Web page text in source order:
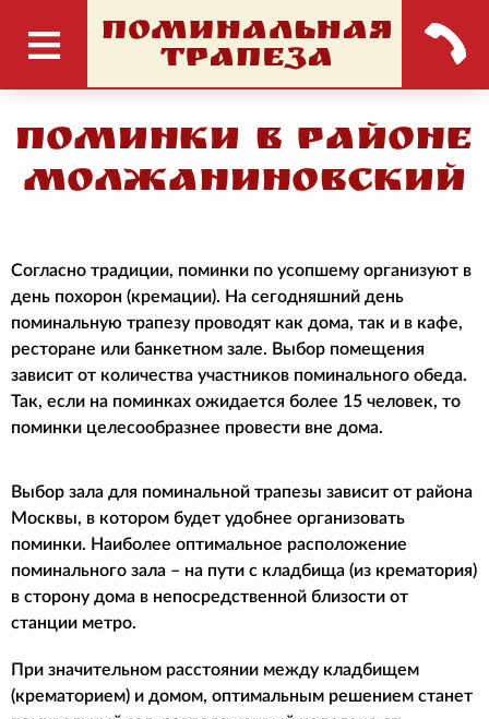
ПОМИНАЛЬНАЯ
ТРАПЕЗА
Поминки в районе
Молжаниновский
Согласно традиции, поминки по усопшему организуют в
день похорон (кремации). На сегодняшний день
поминальную трапезу проводят как дома, так и в кафе,
ресторане или банкетном зале. Выбор помещения
зависит от количества участников поминального обеда.
Так, если на поминках ожидается более 15 человек, то
поминки целесообразнее провести вне дома.
Выбор зала для поминальной трапезы зависит от района
Москвы, в котором будет удобнее организовать
поминки. Наиболее оптимальное расположение
поминального зала – на пути с кладбища (из крематория)
в сторону дома в непосредственной близости от
станции метро.
При значительном расстоянии между кладбищем
(крематорием) и домом, оптимальным решением станет